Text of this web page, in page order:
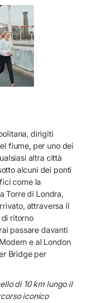
dirigiti
fiume, per uno dei
altra città
alcuni dei ponti
come la
Torre di Londra,
attraversa il
ritorno
passare davanti
e al London
Bridge per
di 10 km lungo il
iconico